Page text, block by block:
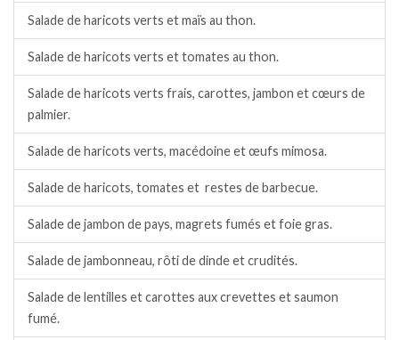
Salade de haricots verts et maïs au thon.
Salade de haricots verts et tomates au thon.
Salade de haricots verts frais, carottes, jambon et cœurs de
palmier.
Salade de haricots verts, macédoine et œufs mimosa.
Salade de haricots, tomates et restes de barbecue.
Salade de jambon de pays, magrets fumés et foie gras.
Salade de jambonneau, rôti de dinde et crudités.
Salade de lentilles et carottes aux crevettes et saumon
fumé.